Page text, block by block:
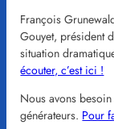
François
Gouyet, président
situation
écouter, c’est ici !
Nous avons
générateurs. Pour